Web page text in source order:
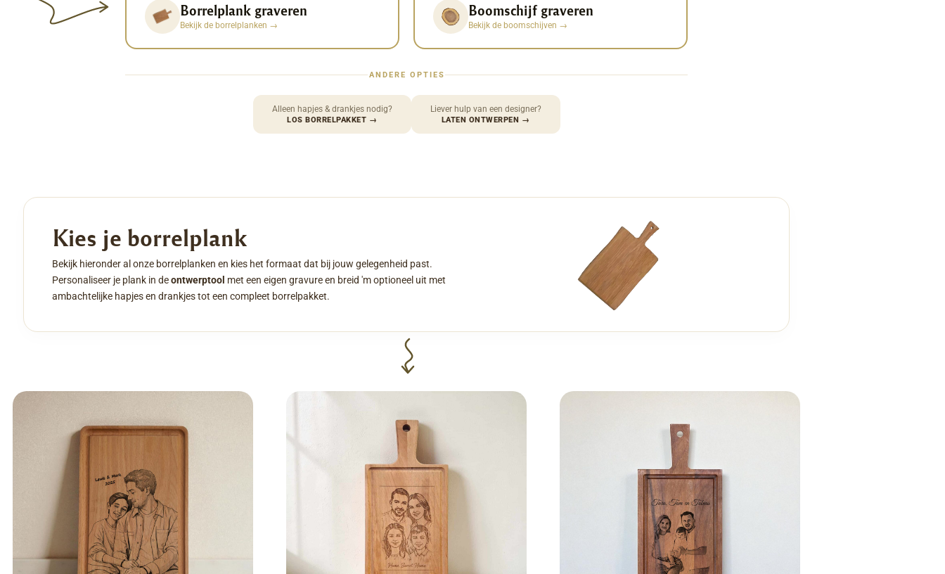
Borrelplank graveren
Bekijk de borrelplanken →
Boomschijf graveren
Bekijk de boomschijven →
ANDERE OPTIES
Alleen hapjes & drankjes nodig?
LOS BORRELPAKKET →
Liever hulp van een designer?
LATEN ONTWERPEN →
Kies je borrelplank
Bekijk hieronder al onze borrelplanken en kies het formaat dat bij jouw gelegenheid past.
Personaliseer je plank in deontwerptool met een eigen gravure en breid 'm optioneel uit met
ambachtelijke hapjes en drankjes tot een compleet borrelpakket.